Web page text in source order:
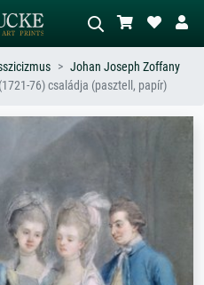
Írja le a jelenetet – pl. zöld rét, sok
piros absztrakt, sötét olajkép, álló akt
Johan Joseph Zoffany
76) családja (pasztell, papír)